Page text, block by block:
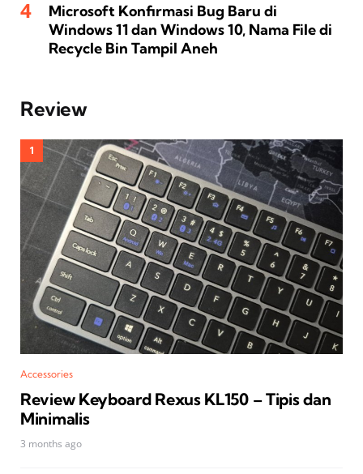
Microsoft Konfirmasi Bug Baru di
Windows 11 dan Windows 10, Nama File di
Recycle Bin Tampil Aneh
Review
Accessories
Review Keyboard Rexus KL150 – Tipis dan
Minimalis
3 months ago